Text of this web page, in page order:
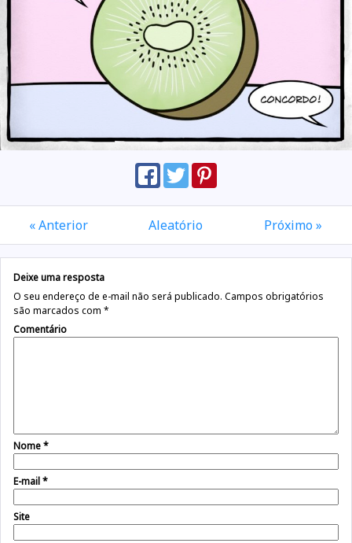
« Anterior Aleatório Próximo »
Deixe uma resposta
O seu endereço de e-mail não será publicado. Campos obrigatórios
são marcados com *
Comentário
Nome*
E-mail*
Site